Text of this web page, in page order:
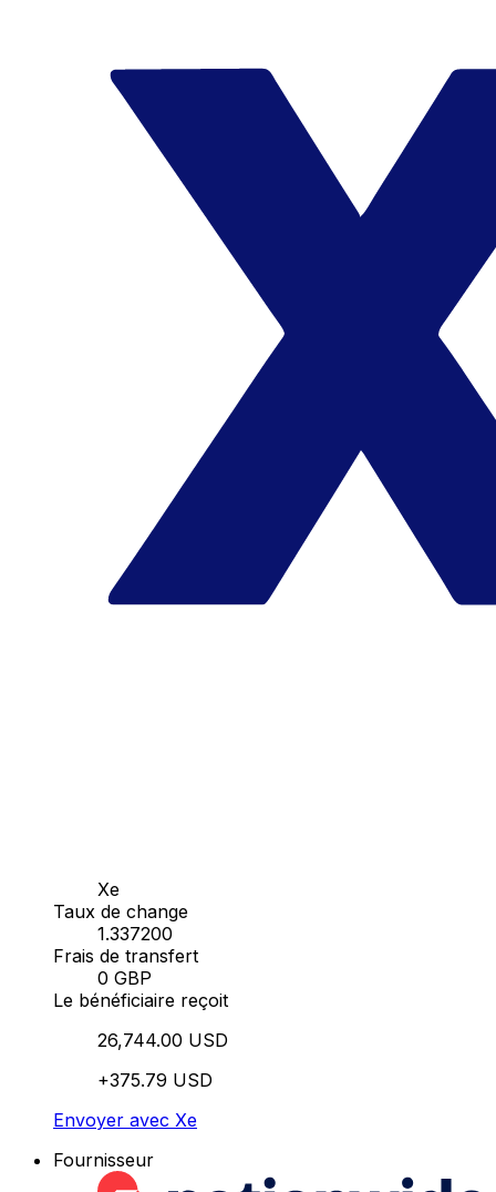
Xe
Taux de change
1.337200
Frais de transfert
0 GBP
Le bénéficiaire reçoit
26,744.00 USD
+375.79 USD
Envoyer avec Xe
Fournisseur